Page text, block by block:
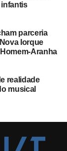
parceria
Iorque
Aranha
realidade
musical